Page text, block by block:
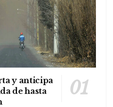
y anticipa
de hasta